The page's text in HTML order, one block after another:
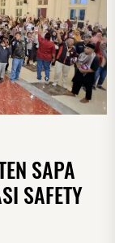
SAPA
SAFETY